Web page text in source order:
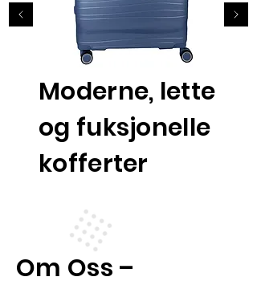
Moderne, lette
og fuksjonelle
kofferter
Om Oss –